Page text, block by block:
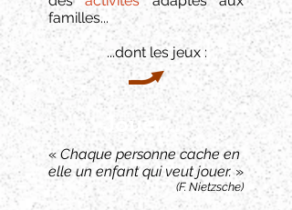
familles...
...dont les jeux :
Jouer...
« Chaque personne cache en
elle un enfant qui veut jouer.»
(F. Nietzsche)